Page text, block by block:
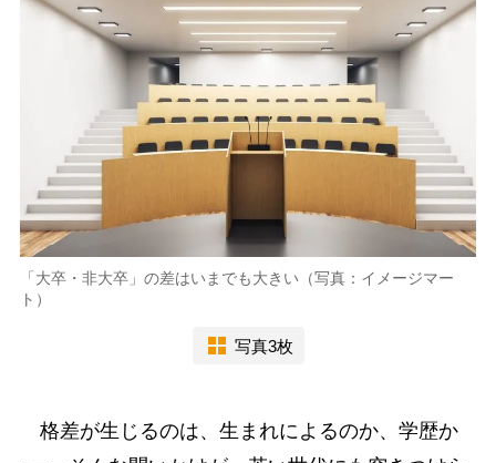
「大卒・非大卒」の差はいまでも大きい（写真：イメージマー
ト）
写真3枚
格差が生じるのは、生まれによるのか、学歴か